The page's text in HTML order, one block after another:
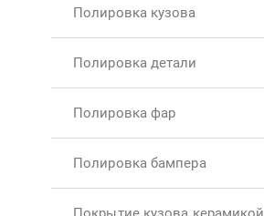
Полировка кузова
Полировка детали
Полировка фар
Полировка бампера